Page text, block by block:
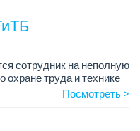
сотрудник на неполную
охране труда и технике
день, находится
Посмотреть >